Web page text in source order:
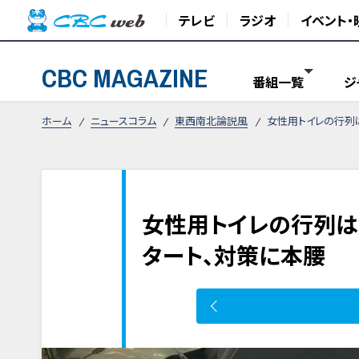
テレビ ラジオ イベント
CBC MAGAZINE 番組一覧
ホーム ニュースコラム 東西南北論説風 女性用トイレの行
女性用トイレの行列
タート、対策に本腰